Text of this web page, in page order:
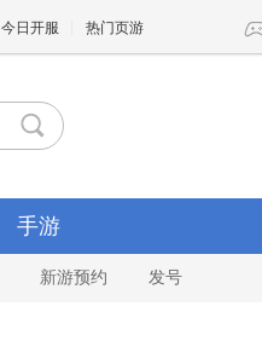
今日开服 热门页游
王权与自由
手游
新游预约 发号